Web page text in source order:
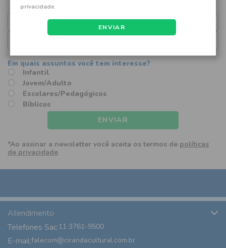
Infantil
Jovem/Adulto
Escolares/Pedagógicos
Bíblicos
ENVIAR
*Ao assinar a newsletter você aceita os termos de políticas
de privacidade
Atendimento
Telefones Sac:11 3761-9500
E-mail:falecom@cirandacultural.com.br
ENVIAR